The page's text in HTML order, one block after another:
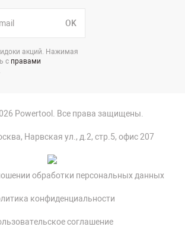
OK
акций. Нажимая
с правами
Powertool. Все права защищены.
Нарвская ул., д.2, стр.5, офис 207
обработки персональных данных
конфиденциальности
соглашение